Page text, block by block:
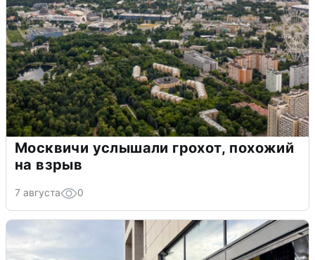
Москвичи услышали грохот, похожий
на взрыв
7 августа 0